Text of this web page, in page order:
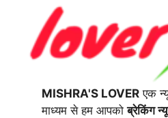
MISHRA'S LOVER एक
माध्यम से हम आपकोब्रेकिंग